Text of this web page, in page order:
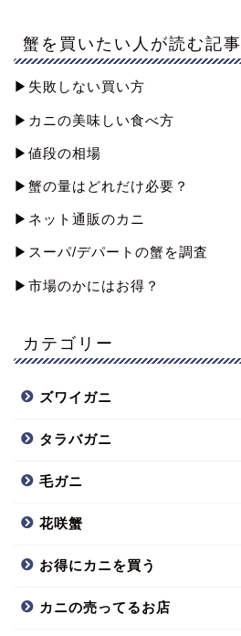
蟹を買いたい人が読む記事
▶︎失敗しない買い方
▶︎カニの美味しい食べ方
▶︎値段の相場
▶︎蟹の量はどれだけ必要？
▶︎ネット通販のカニ
▶︎スーパ/デパートの蟹を調査
▶︎市場のかにはお得？
カテゴリー
ズワイガニ
タラバガニ
毛ガニ
花咲蟹
お得にカニを買う
カニの売ってるお店